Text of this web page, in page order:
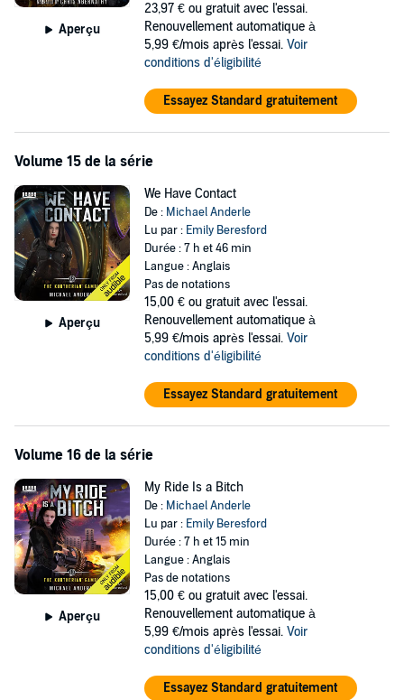
Aperçu
23,97 € ou gratuit avec l'essai.
Renouvellement automatique à
5,99 €/mois après l'essai. Voir
conditions d'éligibilité
Essayez Standard gratuitement
Volume 15 de la série
Aperçu
We Have Contact
De : Michael Anderle
Lu par : Emily Beresford
Durée : 7 h et 46 min
Langue : Anglais
Pas de notations
15,00 € ou gratuit avec l'essai.
Renouvellement automatique à
5,99 €/mois après l'essai. Voir
conditions d'éligibilité
Essayez Standard gratuitement
Volume 16 de la série
Aperçu
My Ride Is a Bitch
De : Michael Anderle
Lu par : Emily Beresford
Durée : 7 h et 15 min
Langue : Anglais
Pas de notations
15,00 € ou gratuit avec l'essai.
Renouvellement automatique à
5,99 €/mois après l'essai. Voir
conditions d'éligibilité
Essayez Standard gratuitement